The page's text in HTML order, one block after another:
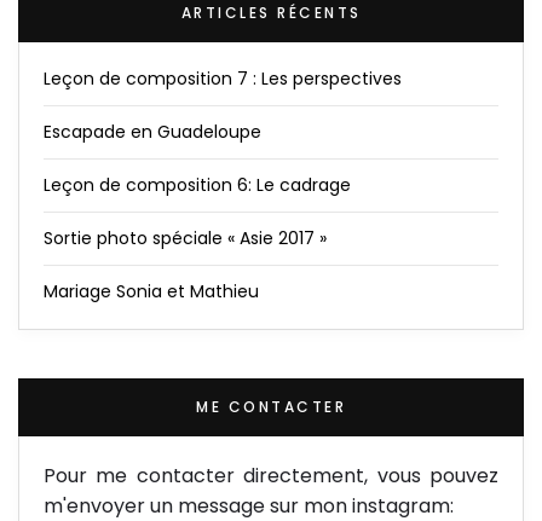
ARTICLES RÉCENTS
Leçon de composition 7 : Les perspectives
Escapade en Guadeloupe
Leçon de composition 6: Le cadrage
Sortie photo spéciale « Asie 2017 »
Mariage Sonia et Mathieu
ME CONTACTER
Pour me contacter directement, vous pouvez
m'envoyer un message sur mon instagram: